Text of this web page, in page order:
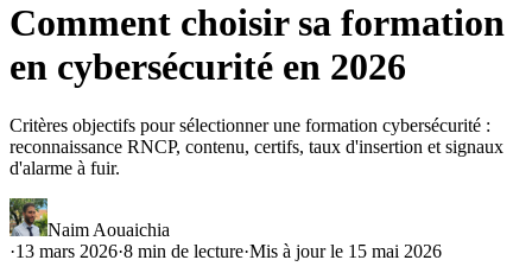
Comment choisir sa formation
en cybersécurité en 2026
Critères objectifs pour sélectionner une formation cybersécurité :
reconnaissance RNCP, contenu, certifs, taux d'insertion et signaux
d'alarme à fuir.
Naim Aouaichia
·13 mars 2026·8 min de lecture·Mis à jour le 15 mai 2026